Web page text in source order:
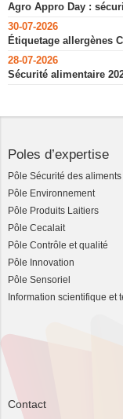
Agro Appro Day :
30-07-2026
Étiquetage allergènes
28-07-2026
Sécurité alimentaire
Poles d’expertise
Pôle Sécurité des aliments
Pôle Environnement
Pôle Produits Laitiers
Pôle Cecalait
Pôle Contrôle et qualité
Pôle Innovation
Pôle Sensoriel
Information scientifique et
Contact